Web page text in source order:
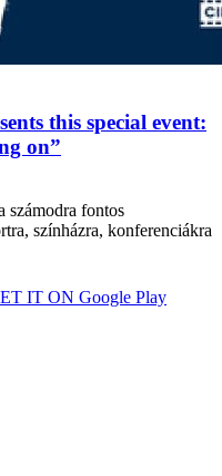
this special event:
on”
számodra fontos
színházra, konferenciákra
IT ON Google Play